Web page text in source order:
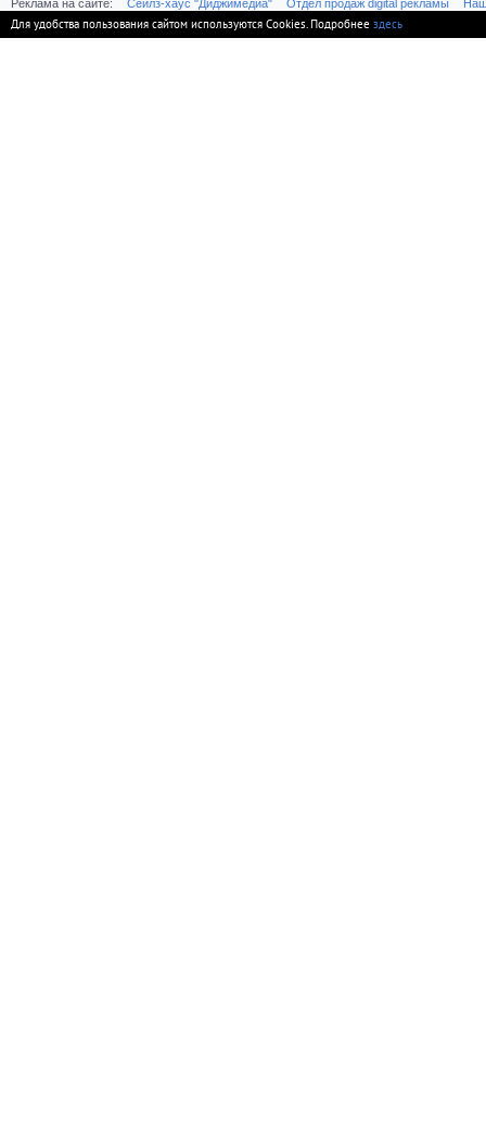
Реклама на сайте: Cейлз-хаус "Диджимедиа" Отдел продаж digital рекламы
Для удобства пользования сайтом используются Cookies. Подробнее здесь